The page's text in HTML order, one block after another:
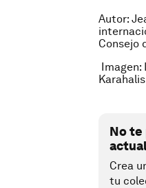
Autor:
Consejo
Imagen:
Karahalis
No te
Crea
tu